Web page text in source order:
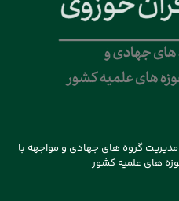
مدیریت گروه های جهادی و مواجهه با
های علمیه کشور